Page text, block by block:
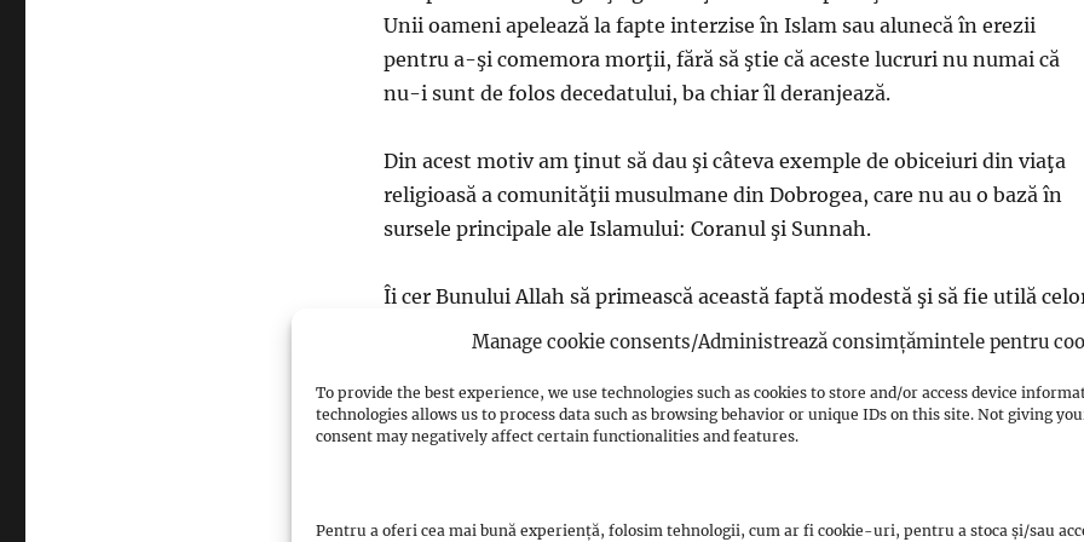
Manage cookie consents/Administrează consimțămintele pentru
To provide the best experience, we use technologies such as cookies to store and/or access device
technologies allows us to process data such as browsing behavior or unique IDs on this site. Not giving
consent may negatively affect certain functionalities and features.
Pentru a oferi cea mai bună experiență, folosim tehnologii, cum ar fi cookie-uri, pentru a stoca și/sau
Unii oameni apelează la fapte interzise în Islam sau alunecă în erezii
pentru a-şi comemora morţii, fără să ştie că aceste lucruri nu numai că
nu-i sunt de folos decedatului, ba chiar îl deranjează.
Din acest motiv am ţinut să dau şi câteva exemple de obiceiuri din viaţa
religioasă a comunităţii musulmane din Dobrogea, care nu au o bază în
sursele principale ale Islamului: Coranul şi Sunnah.
Îi cer Bunului Allah să primească această faptă modestă şi să fie utilă
care o vor citi.
Views: 1